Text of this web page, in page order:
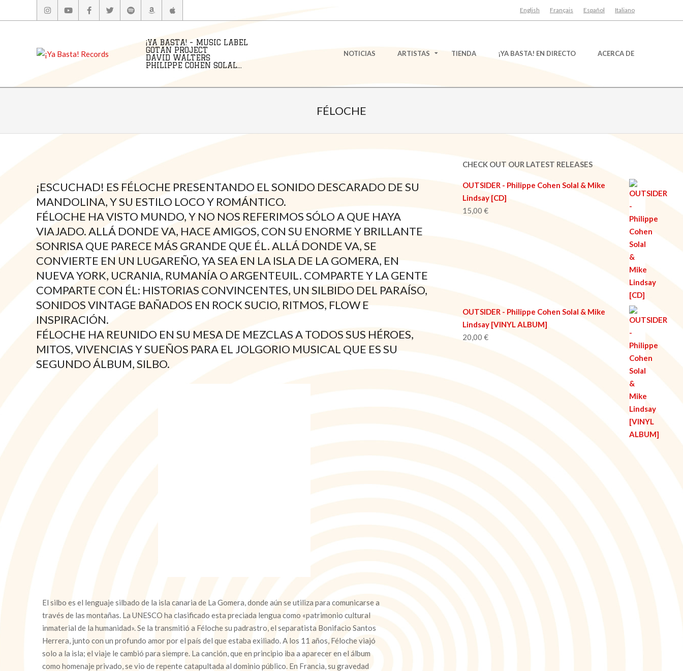
to
English Français Español Italiano
¡YA BASTA! - MUSIC LABEL
GOTAN PROJECT
DAVID WALTERS
PHILIPPE COHEN SOLAL...
NOTICIAS ARTISTAS TIENDA ¡YA BASTA! EN DIRECTO ACERCA DE
FÉLOCHE
¡ESCUCHAD! ES FÉLOCHE PRESENTANDO EL SONIDO DESCARADO DE SU
MANDOLINA, Y SU ESTILO LOCO Y ROMÁNTICO.
FÉLOCHE HA VISTO MUNDO, Y NO NOS REFERIMOS SÓLO A QUE HAYA
VIAJADO. ALLÁ DONDE VA, HACE AMIGOS, CON SU ENORME Y BRILLANTE
SONRISA QUE PARECE MÁS GRANDE QUE ÉL. ALLÁ DONDE VA, SE
CONVIERTE EN UN LUGAREÑO, YA SEA EN LA ISLA DE LA GOMERA, EN
NUEVA YORK, UCRANIA, RUMANÍA O ARGENTEUIL. COMPARTE Y LA GENTE
COMPARTE CON ÉL: HISTORIAS CONVINCENTES, UN SILBIDO DEL PARAÍSO,
SONIDOS VINTAGE BAÑADOS EN ROCK SUCIO, RITMOS, FLOW E
INSPIRACIÓN.
FÉLOCHE HA REUNIDO EN SU MESA DE MEZCLAS A TODOS SUS HÉROES,
MITOS, VIVENCIAS Y SUEÑOS PARA EL JOLGORIO MUSICAL QUE ES SU
SEGUNDO ÁLBUM, SILBO.
El silbo es el lenguaje silbado de la isla canaria de La Gomera, donde aún se utiliza para comunicarse a
través de las montañas. La UNESCO ha clasificado esta preciada lengua como «patrimonio cultural
inmaterial de la humanidad». Se la transmitió a Féloche su padrastro, el separatista Bonifacio Santos
Herrera, junto con un profundo amor por el país del que estaba exiliado. A los 11 años, Féloche viajó
solo a la isla; el viaje le cambió para siempre. La canción, que en principio iba a aparecer en el álbum
como homenaje privado, se vio de repente catapultada al dominio público. En Francia, su gravedad
CHECK OUT OUR LATEST RELEASES
OUTSIDER - Philippe Cohen Solal & Mike
Lindsay [CD]
15,00 €
OUTSIDER - Philippe Cohen Solal & Mike
Lindsay [VINYL ALBUM]
20,00 €